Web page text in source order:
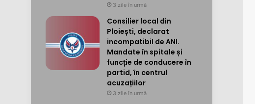
3 zile în urmă
Consilier local din
Ploiești, declarat
incompatibil de ANI.
Mandate în spitale și
funcție de conducere în
partid, în centrul
acuzațiilor
3 zile în urmă